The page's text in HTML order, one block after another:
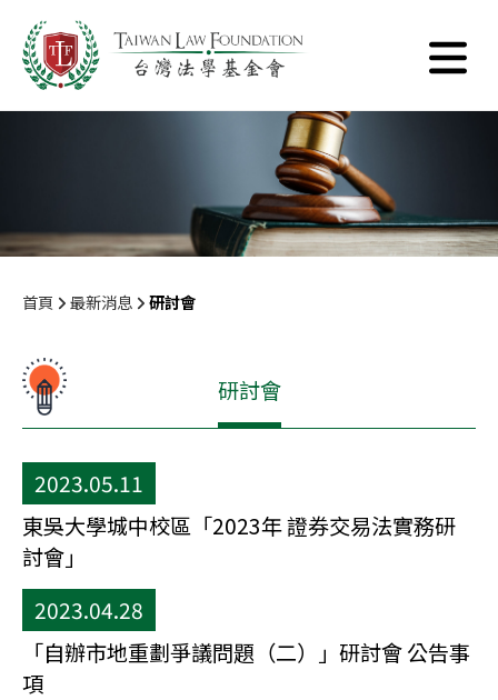
首頁 最新消息 研討會
研討會
2023.05.11
東吳大學城中校區「2023年 證券交易法實務研
討會」
2023.04.28
「自辦市地重劃爭議問題（二）」研討會 公告事
項